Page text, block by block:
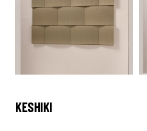
KESHIKI